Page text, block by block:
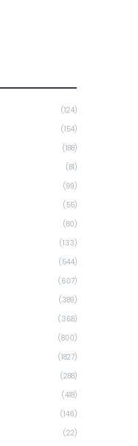
(124)
(154)
(188)
(81)
(99)
(55)
(80)
(133)
(544)
(607)
(389)
(368)
(800)
(1827)
(288)
(418)
(146)
(22)